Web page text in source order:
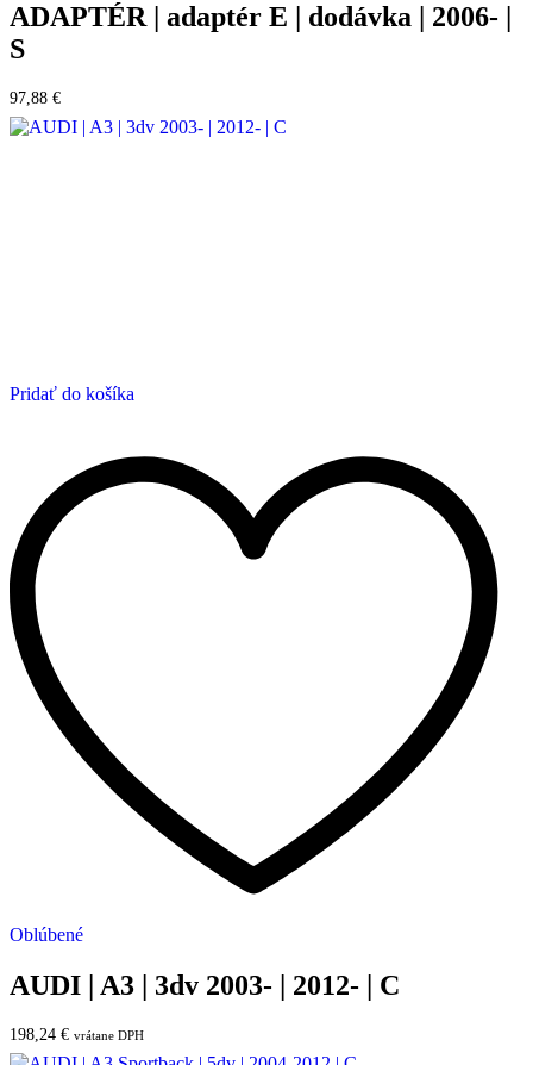
ADAPTÉR | adaptér E | dodávka | 2006- |
S
97,88 €
Pridať do košíka
Oblúbené
AUDI | A3 | 3dv 2003- | 2012- | C
198,24 € vrátane DPH